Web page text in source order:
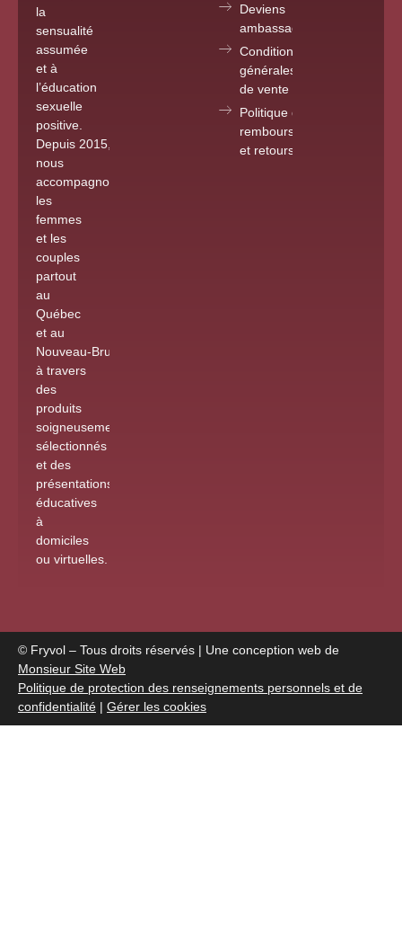
la
sensualité
assumée
et à
l’éducation
sexuelle
positive.
Depuis 2015
nous
accompagnons
les
femmes
et les
couples
partout
au
Québec
et au
Nouveau-Brunswick
à travers
des
produits
soigneusement
sélectionnés
et des
présentations
éducatives
à
domiciles
ou virtuelles
Deviens
ambassadrice
Conditions
générales
de vente
Politique de
remboursements
et retours
© Fryvol – Tous droits réservés | Une conception web de
Monsieur Site Web
Politique de protection des renseignements personnels et de
confidentialité | Gérer les cookies